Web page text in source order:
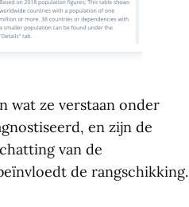
wat ze verstaan onder
en zijn de
van de
de rangschikking.